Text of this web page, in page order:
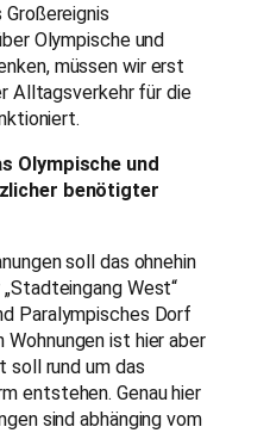
Olympische und
müssen wir erst
Alltagsverkehr für die
Olympische und
benötigter
soll das ohnehin
West“
Paralympisches Dorf
ist hier aber
soll rund um das
entstehen. Genau hier
sind abhänging vom